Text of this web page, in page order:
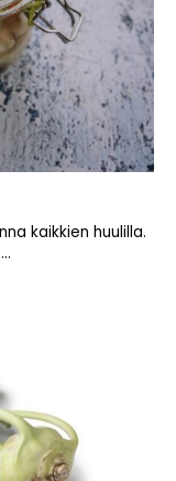
kaikkien huulilla.